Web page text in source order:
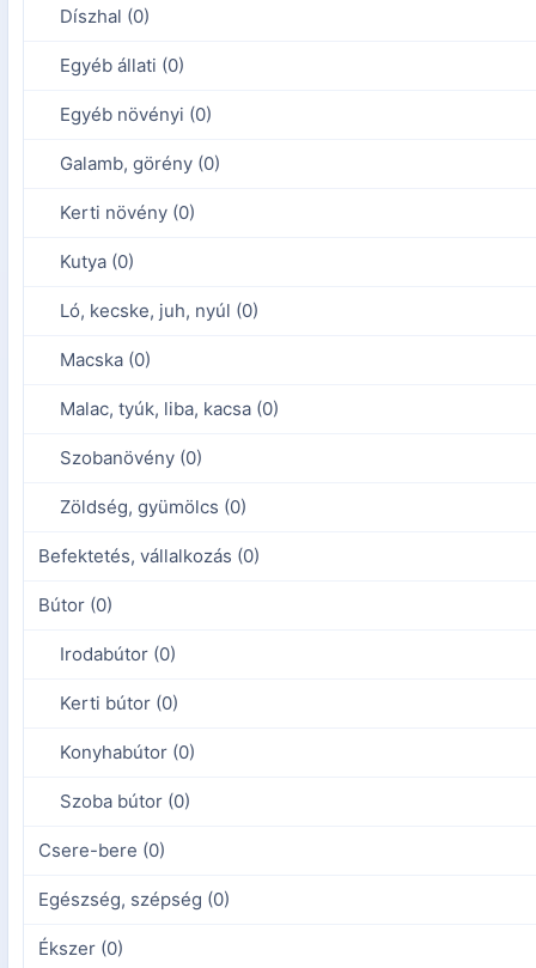
Díszhal (0)
Egyéb állati (0)
Egyéb növényi (0)
Galamb, görény (0)
Kerti növény (0)
Kutya (0)
Ló, kecske, juh, nyúl (0)
Macska (0)
Malac, tyúk, liba, kacsa (0)
Szobanövény (0)
Zöldség, gyümölcs (0)
Befektetés, vállalkozás (0)
Bútor (0)
Irodabútor (0)
Kerti bútor (0)
Konyhabútor (0)
Szoba bútor (0)
Csere-bere (0)
Egészség, szépség (0)
Ékszer (0)